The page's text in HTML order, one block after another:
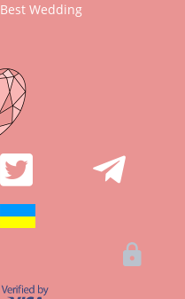
Best Wedding